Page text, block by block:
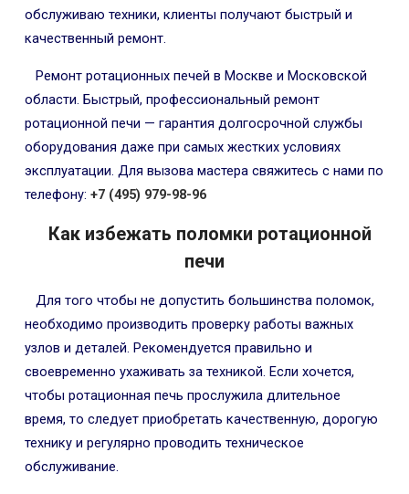
обслуживаю техники, клиенты получают быстрый и
качественный ремонт.
Ремонт ротационных печей в Москве и Московской
области. Быстрый, профессиональный ремонт
ротационной печи — гарантия долгосрочной службы
оборудования даже при самых жестких условиях
эксплуатации. Для вызова мастера свяжитесь с нами по
телефону: +7 (495) 979-98-96
Как избежать поломки ротационной
печи
Для того чтобы не допустить большинства поломок,
необходимо производить проверку работы важных
узлов и деталей. Рекомендуется правильно и
своевременно ухаживать за техникой. Если хочется,
чтобы ротационная печь прослужила длительное
время, то следует приобретать качественную, дорогую
технику и регулярно проводить техническое
обслуживание.